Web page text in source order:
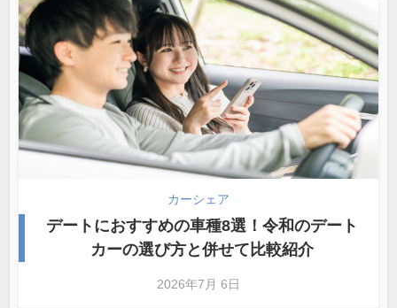
カーシェア
デートにおすすめの車種8選！令和のデート
カーの選び方と併せて比較紹介
2026年7月 6日